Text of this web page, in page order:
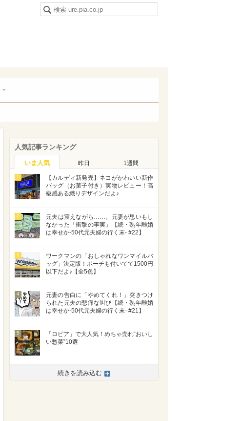
人気記事ランキング
いま人気 昨日 1週間
1
【カルディ新発売】ネコがかわいい新作
バッグ（お菓子付き）実物レビュー！高
級感ある織りデザインだよ♪
2
元夫は震えながら……。元妻が思いもし
なかった「衝撃の事実」【続・熟年離婚
は幸せか-50代元夫婦の行く末- #22】
3
ワークマンの「おしゃれなワンマイルバ
ッグ」決定版！ポーチも付いてて1500円
以下だよ♪【全5色】
4
元妻の告白に「やめてくれ！」突きつけ
られた元夫の悲痛な叫び【続・熟年離婚
は幸せか-50代元夫婦の行く末- #21】
5
「ロピア」で大人気！めちゃ売れ“おいし
い惣菜”10選
続きを読み込む